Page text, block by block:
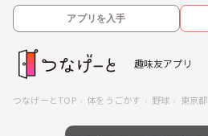
アプリを入手
趣味友アプリ
つなげーとTOP 体をうごかす 野球 東京都